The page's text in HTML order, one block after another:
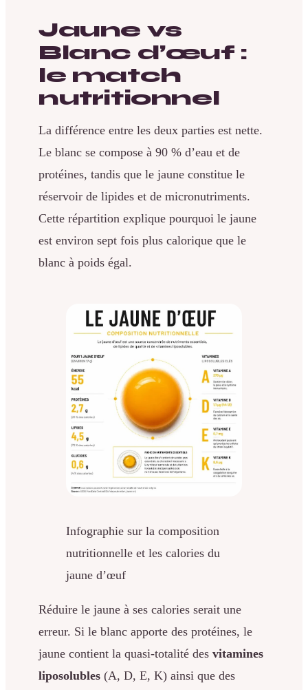
Jaune vs
Blanc d’œuf :
le match
nutritionnel
La différence entre les deux parties est nette.
Le blanc se compose à 90 % d’eau et de
protéines, tandis que le jaune constitue le
réservoir de lipides et de micronutriments.
Cette répartition explique pourquoi le jaune
est environ sept fois plus calorique que le
blanc à poids égal.
Infographie sur la composition
nutritionnelle et les calories du
jaune d’œuf
Réduire le jaune à ses calories serait une
erreur. Si le blanc apporte des protéines, le
jaune contient la quasi-totalité des vitamines
liposolubles (A, D, E, K) ainsi que des